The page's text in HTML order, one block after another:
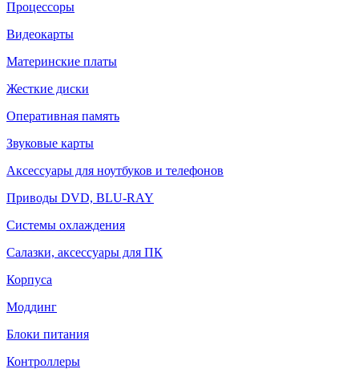
Процессоры
Видеокарты
Материнские платы
Жесткие диски
Оперативная память
Звуковые карты
Аксессуары для ноутбуков и телефонов
Приводы DVD, BLU-RAY
Системы охлаждения
Салазки, аксессуары для ПК
Корпуса
Моддинг
Блоки питания
Контроллеры